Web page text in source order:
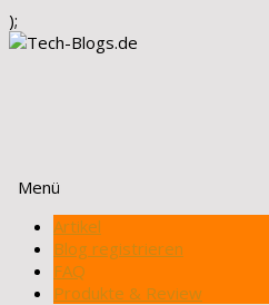
);
Menü
Zum
Inhalt
springen
Artikel
Blog registrieren
FAQ
Produkte & Review